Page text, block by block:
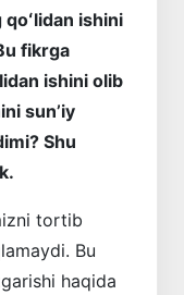
ishini
fikrga
ishini olib
sunʼiy
Shu
tortib
Bu
haqida